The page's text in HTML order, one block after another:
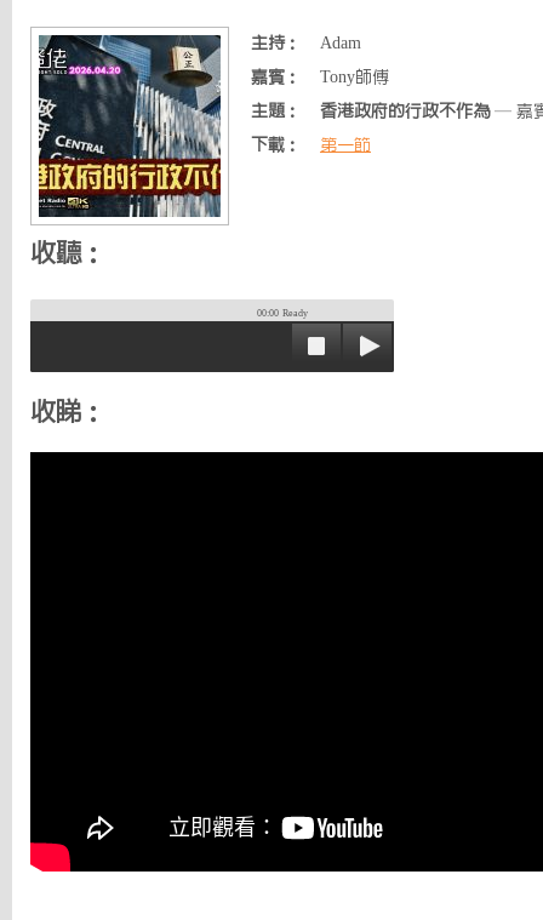
主持：
Adam
嘉賓：
Tony師傅
主題：
香港政府的行政不作為— 嘉
下載：
第一節
收聽：
00:00 Ready
收睇：